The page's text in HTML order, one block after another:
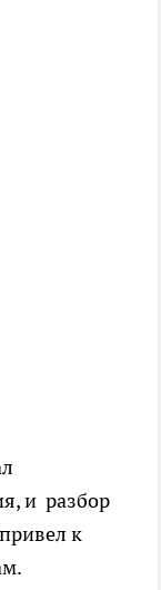
и разбор
к